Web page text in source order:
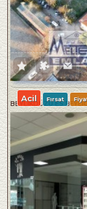
BEYLİKDÜZÜ E5
Acil Fırsat